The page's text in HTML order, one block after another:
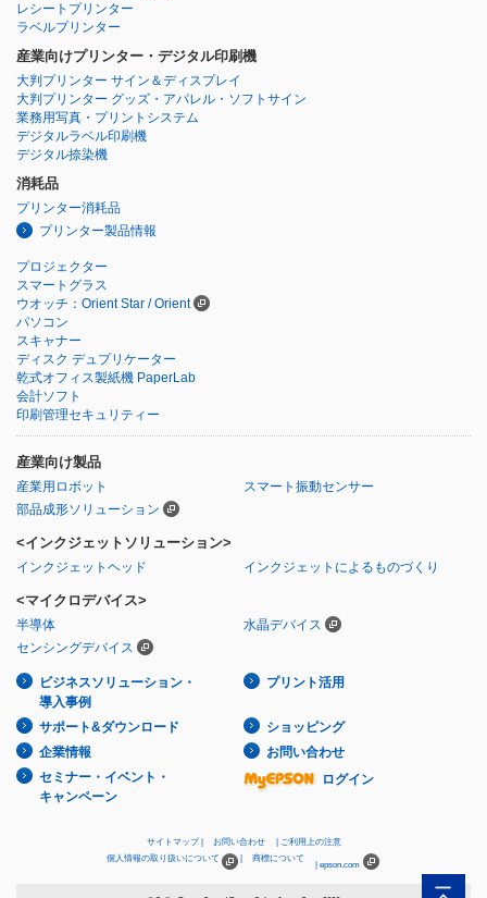
レシートプリンター
ラベルプリンター
産業向けプリンター・デジタル印刷機
大判プリンター サイン＆ディスプレイ
大判プリンター グッズ・アパレル・ソフトサイン
業務用写真・プリントシステム
デジタルラベル印刷機
デジタル捺染機
消耗品
プリンター消耗品
プリンター製品情報
プロジェクター
スマートグラス
ウオッチ：Orient Star / Orient
パソコン
スキャナー
ディスク デュプリケーター
乾式オフィス製紙機 PaperLab
会計ソフト
印刷管理セキュリティー
産業向け製品
産業用ロボット
スマート振動センサー
部品成形ソリューション
<インクジェットソリューション>
インクジェットヘッド インクジェットによるものづくり
<マイクロデバイス>
半導体
水晶デバイス
センシングデバイス
ビジネスソリューション・
導入事例
プリント活用
サポート&ダウンロード
ショッピング
企業情報
お問い合わせ
セミナー・イベント・
キャンペーン
ログイン
サイトマップ お問い合わせ
ご利用上の注意
個人情報の取り扱いについて
商標について
epson.com